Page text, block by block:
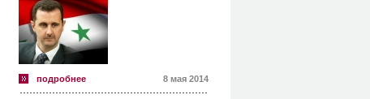
подробнее 8 мая 2014